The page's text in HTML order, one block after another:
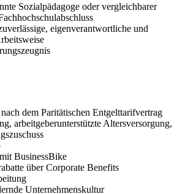
Sozialpädagoge oder vergleichbarer
eigenverantwortliche und
dem Paritätischen Entgelttarifvertrag
arbeitgeberunterstützte Altersversorgung,
BusinessBike
über Corporate Benefits
Unternehmenskultur